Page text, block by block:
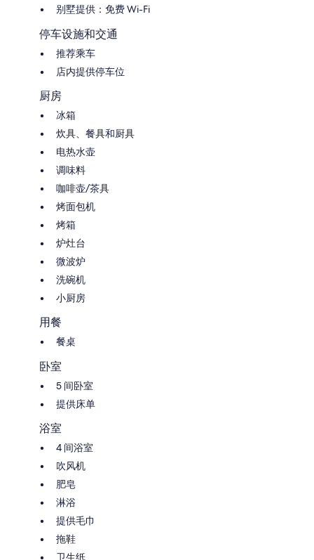
别墅提供：免费 Wi-Fi
停车设施和交通
推荐乘车
店内提供停车位
厨房
冰箱
炊具、餐具和厨具
电热水壶
调味料
咖啡壶/茶具
烤面包机
烤箱
炉灶台
微波炉
洗碗机
小厨房
用餐
餐桌
卧室
5 间卧室
提供床单
浴室
4 间浴室
吹风机
肥皂
淋浴
提供毛巾
拖鞋
卫生纸